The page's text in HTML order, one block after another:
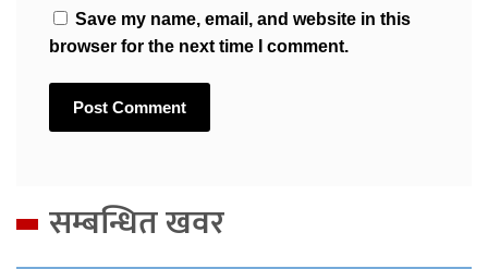
Save my name, email, and website in this
browser for the next time I comment.
सम्बन्धित खवर